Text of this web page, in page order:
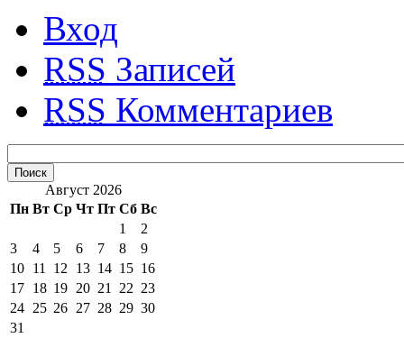
Вход
RSS Записей
RSS Комментариев
Август 2026
Пн Вт Ср Чт Пт Сб Вс
1
2
3
4 5 6 7 8
9
10 11 12 13 14 15 16
17 18 19 20 21 22 23
24 25 26 27 28 29 30
31